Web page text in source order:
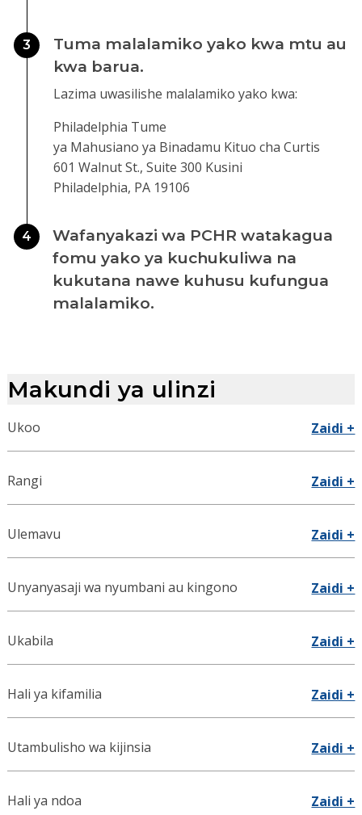
3
Tuma malalamiko yako kwa mtu au
kwa barua.
Lazima uwasilishe malalamiko yako kwa:
Philadelphia Tume
ya Mahusiano ya Binadamu Kituo cha Curtis
601 Walnut St., Suite 300 Kusini
Philadelphia, PA 19106
4
Wafanyakazi wa PCHR watakagua
fomu yako ya kuchukuliwa na
kukutana nawe kuhusu kufungua
malalamiko.
Makundi ya ulinzi
Ukoo Zaidi +
Rangi Zaidi +
Ulemavu Zaidi +
Unyanyasaji wa nyumbani au kingono Zaidi +
Ukabila Zaidi +
Hali ya kifamilia Zaidi +
Utambulisho wa kijinsia Zaidi +
Hali ya ndoa Zaidi +